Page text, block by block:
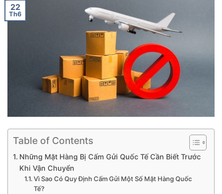
22
Th6
Table of Contents
Những Mặt Hàng Bị Cấm Gửi Quốc Tế Cần Biết Trước
Khi Vận Chuyển
Vì Sao Có Quy Định Cấm Gửi Một Số Mặt Hàng Quốc
Tế?